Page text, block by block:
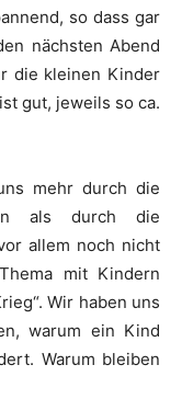
so dass gar
nächsten Abend
die kleinen Kinder
gut, jeweils so ca.
mehr durch die
als durch die
allem noch nicht
mit Kindern
Wir haben uns
warum ein Kind
Warum bleiben